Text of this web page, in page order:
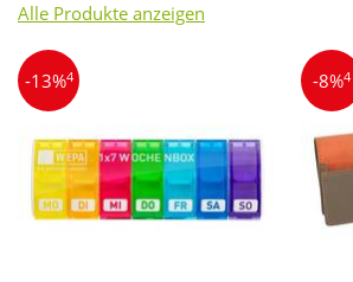
Alle Produkte anzeigen
-13%4 -8%4